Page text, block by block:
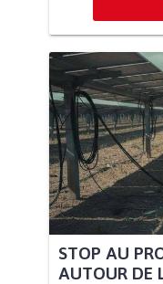
STOP AU
AUTOUR DE